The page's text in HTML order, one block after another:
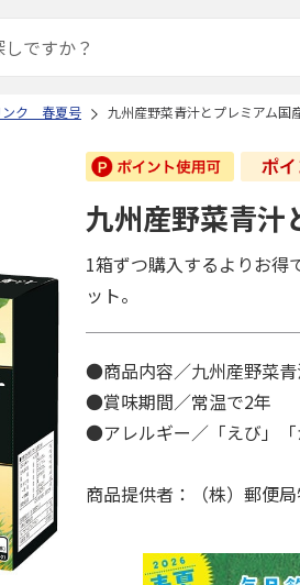
ンク 春夏号 九州産野菜青汁とプレミアム国
九州産野菜青汁
1箱ずつ購入するよりお得
ット。
●商品内容／九州産野菜
●賞味期間／常温で2年
●アレルギー／「えび」
商品提供者：（株）郵便